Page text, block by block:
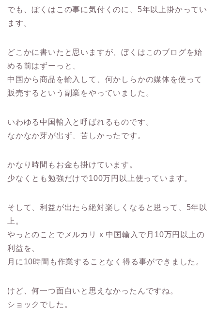
でも、ぼくはこの事に気付くのに、5年以上掛かってい
ます。
どこかに書いたと思いますが、ぼくはこのブログを始
める前はずーっと、
中国から商品を輸入して、何かしらかの媒体を使って
販売するという副業をやっていました。
いわゆる中国輸入と呼ばれるものです。
なかなか芽が出ず、苦しかったです。
かなり時間もお金も掛けています。
少なくとも勉強だけで100万円以上使っています。
そして、利益が出たら絶対楽しくなると思って、5年以
上。
やっとのことでメルカリ x 中国輸入で月10万円以上の
利益を、
月に10時間も作業することなく得る事ができました。
けど、何一つ面白いと思えなかったんですね。
ショックでした。